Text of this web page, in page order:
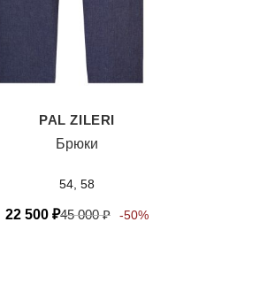
PAL ZILERI
Брюки
54, 58
22 500 ₽45 000₽ -50%